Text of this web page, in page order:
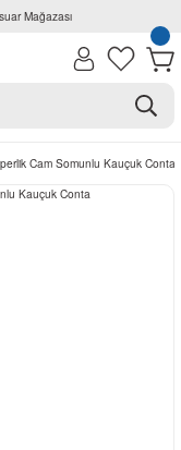
Mağazası
Cam Somunlu Kauçuk Conta